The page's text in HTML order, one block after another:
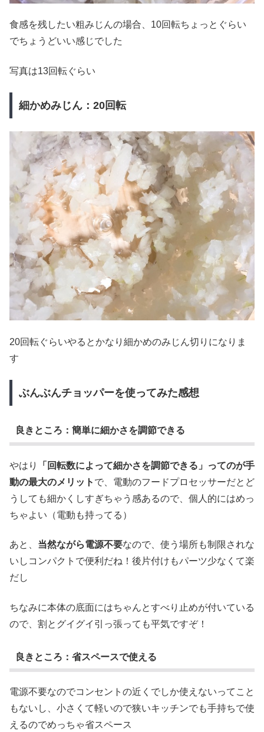
食感を残したい粗みじんの場合、10回転ちょっとぐらい
でちょうどいい感じでした
写真は13回転ぐらい
細かめみじん：20回転
20回転ぐらいやるとかなり細かめのみじん切りになりま
す
ぶんぶんチョッパーを使ってみた感想
良きところ：簡単に細かさを調節できる
やはり
「回転数によって細かさを調節できる」ってのが手
動の最大のメリット で、電動のフードプロセッサーだとど
うしても細かくしすぎちゃう感あるので、個人的にはめっ
ちゃよい（電動も持ってる）
あと、 当然ながら電源不要なので、使う場所も制限されな
いしコンパクトで便利だね！後片付けもパーツ少なくて楽
だし
ちなみに本体の底面にはちゃんとすべり止めが付いている
ので、割とグイグイ引っ張っても平気ですぞ！
良きところ：省スペースで使える
電源不要なのでコンセントの近くでしか使えないってこと
もないし、小さくて軽いので狭いキッチンでも手持ちで使
えるのでめっちゃ省スペース